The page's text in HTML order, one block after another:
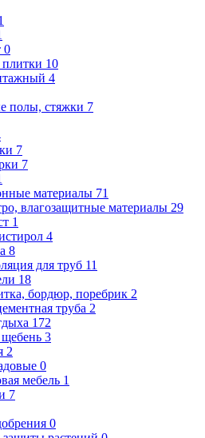
0
10
4
полы, стяжки 7
7
7
материалы 71
влагозащитные материалы 29
1
4
8
для труб 11
18
бордюр, поребрик 2
труба 2
172
3
2
0
мебель 1
7
0